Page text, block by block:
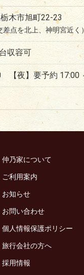
と素敵な時間
御祝の席
木市旭町22-23
差点を北上、神明宮近く
収容可
【夜】要予約 17:00
仲乃家について
ご利用案内
お知らせ
お問い合わせ
個人情報保護ポリシー
旅行会社の方へ
採用情報